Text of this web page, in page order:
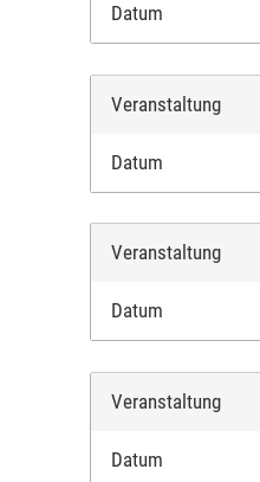
Datum
Veranstaltung
Datum
Veranstaltung
Datum
Veranstaltung
Datum